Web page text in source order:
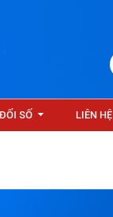
SỐ LIÊN HỆ